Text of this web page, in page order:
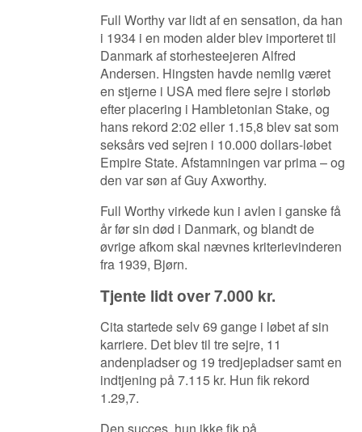
Full Worthy var lidt af en sensation, da han
i 1934 i en moden alder blev importeret til
Danmark af storhesteejeren Alfred
Andersen. Hingsten havde nemlig været
en stjerne i USA med flere sejre i storløb
efter placering i Hambletonian Stake, og
hans rekord 2:02 eller 1.15,8 blev sat som
seksårs ved sejren i 10.000 dollars-løbet
Empire State. Afstamningen var prima – og
den var søn af Guy Axworthy.
Full Worthy virkede kun i avlen i ganske få
år før sin død i Danmark, og blandt de
øvrige afkom skal nævnes kriterievinderen
fra 1939, Bjørn.
Tjente lidt over 7.000 kr.
Cita startede selv 69 gange i løbet af sin
karriere. Det blev til tre sejre, 11
andenpladser og 19 tredjepladser samt en
indtjening på 7.115 kr. Hun fik rekord
1.29,7.